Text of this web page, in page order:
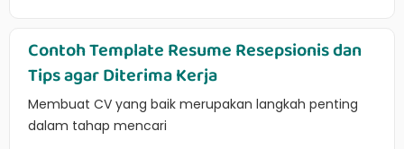
Contoh Template Resume Resepsionis dan
Tips agar Diterima Kerja
Membuat CV yang baik merupakan langkah penting
dalam tahap mencari